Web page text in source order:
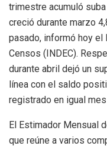
trimestre acumuló
creció durante marzo
pasado, informó hoy
Censos (INDEC).
durante abril dejó un
línea con el saldo
registrado en igual
El Estimador Mensual
que reúne a varios